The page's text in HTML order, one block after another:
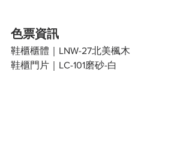
色票資訊
鞋櫃櫃體｜LNW-27北美楓木
鞋櫃門片｜LC-101磨砂-白